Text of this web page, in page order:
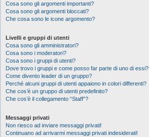
Cosa sono gli argomenti importanti?
Cosa sono gli argomenti bloccati?
Che cosa sono le icone argomento?
Livelli e gruppi di utenti
Cosa sono gli amministratori?
Cosa sono i moderatori?
Cosa sono i gruppi di utenti?
Dove trovo i gruppi e come posso far parte di uno di essi?
Come divento leader di un gruppo?
Perché alcuni gruppi di utenti appaiono in colori differenti?
Che cos’è un gruppo di utenti predefinito?
Che cos’è il collegamento “Staff”?
Messaggi privati
Non riesco ad inviare messaggi privati!
Continuano ad arrivarmi messaggi privati indesiderati!